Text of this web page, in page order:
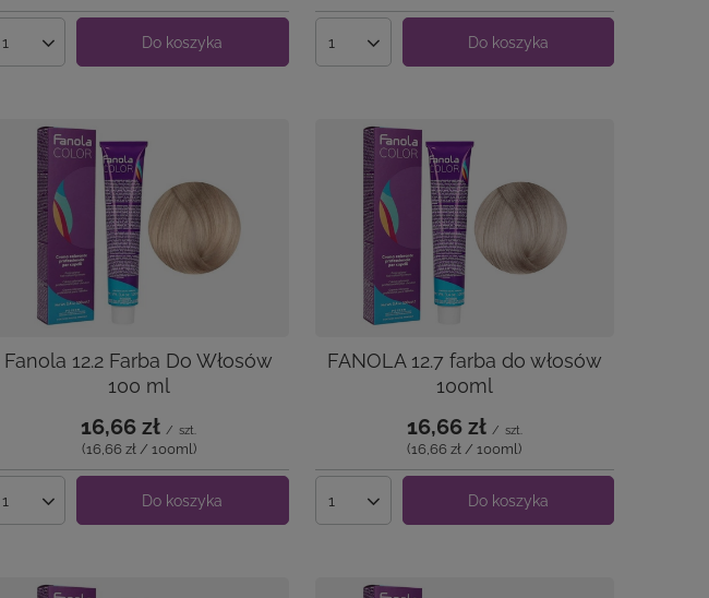
Ilość produktów Do koszyka Ilość produktów Do koszyka
Fanola 12.2 Farba Do Włosów
100 ml
16,66 zł / szt.
(16,66 zł / 100ml)
Ilość produktów Do koszyka
FANOLA 12.7 farba do włosów
100ml
16,66 zł / szt.
(16,66 zł / 100ml)
Ilość produktów Do koszyka